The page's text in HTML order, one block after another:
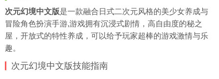
次元幻境中文版是一款融合日式二次元风格的美少女养成与
冒险角色扮演手游,游戏拥有沉浸式剧情，高自由度的秘之
屋，开放式的特性养成，可以给予玩家超棒的游戏激情与乐
趣。
次元幻境中文版技能指南